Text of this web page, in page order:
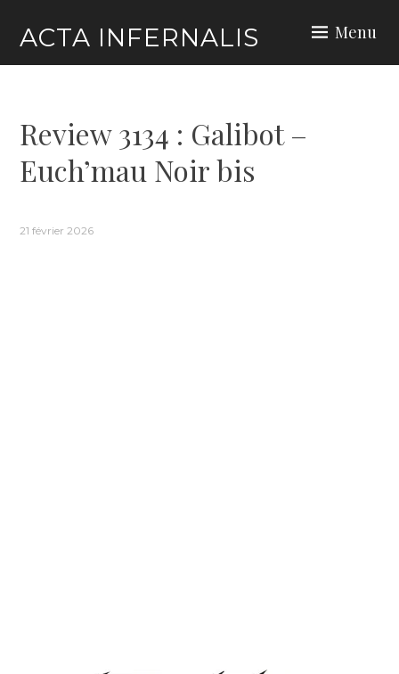
content
ACTA INFERNALIS Menu
Review 3134 : Galibot –
Euch’mau Noir bis
21 février 2026